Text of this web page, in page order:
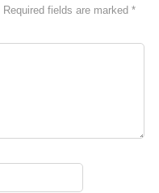
Required fields are marked*